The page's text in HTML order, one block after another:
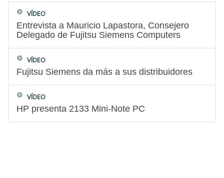
VÍDEO
Entrevista a Mauricio Lapastora, Consejero
Delegado de Fujitsu Siemens Computers
VÍDEO
Fujitsu Siemens da más a sus distribuidores
VÍDEO
HP presenta 2133 Mini-Note PC